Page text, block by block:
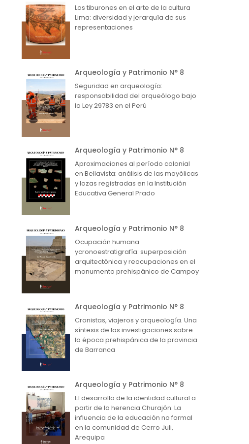
Los tiburones en el arte de la cultura
Lima: diversidad y jerarquía de sus
representaciones
Arqueología y Patrimonio N° 8
Seguridad en arqueología:
responsabilidad del arqueólogo bajo
la Ley 29783 en el Perú
Arqueología y Patrimonio N° 8
Aproximaciones al período colonial
en Bellavista: análisis de las mayólicas
y lozas registradas en la Institución
Educativa General Prado
Arqueología y Patrimonio N° 8
Ocupación humana
ycronoestratigrafía: superposición
arquitectónica y reocupaciones en el
monumento prehispánico de Campoy
Arqueología y Patrimonio N° 8
Cronistas, viajeros y arqueología. Una
síntesis de las investigaciones sobre
la época prehispánica de la provincia
de Barranca
Arqueología y Patrimonio N° 8
El desarrollo de la identidad cultural a
partir de la herencia Churajón: La
influencia de la educación no formal
en la comunidad de Cerro Juli,
Arequipa